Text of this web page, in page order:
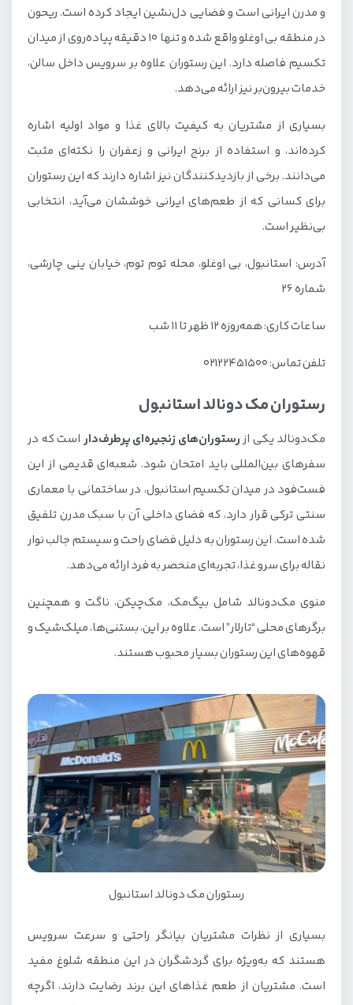
و مدرن ایرانی است و فضایی دل‌نشین ایجاد کرده است. ریحون
در منطقه بی اوغلو واقع شده و تنها ۱۰ دقیقه پیاده‌روی از میدان
تکسیم فاصله دارد. این رستوران علاوه بر سرویس داخل سالن،
خدمات بیرون‌بر نیز ارائه می‌دهد.
بسیاری از مشتریان به کیفیت بالای غذا و مواد اولیه اشاره
کرده‌اند، و استفاده از برنج ایرانی و زعفران را نکته‌ای مثبت
می‌دانند. برخی از بازدیدکنندگان نیز اشاره دارند که این رستوران
برای کسانی که از طعم‌های ایرانی خوششان می‌آید، انتخابی
بی‌نظیر است.
آدرس: استانبول، بی اوغلو، محله توم توم، خیابان ینی چارشی،
شماره ۲۶
ساعات کاری: همه‌روزه ۱۲ ظهر تا ۱۱ شب
تلفن تماس: ۰۲۱۲۲۴۵۱۵۰۰
رستوران مک دونالد استانبول
مک‌دونالد یکی ازرستوران‌های زنجیره‌ای پرطرف‌دار است که در
سفرهای بین‌المللی باید امتحان شود. شعبه‌ای قدیمی از این
فست‌فود در میدان تکسیم استانبول، در ساختمانی با معماری
سنتی ترکی قرار دارد، که فضای داخلی آن با سبک مدرن تلفیق
شده است. این رستوران به دلیل فضای راحت و سیستم جالب نوار
نقاله برای سرو غذا، تجربه‌ای منحصر به فرد ارائه می‌دهد.
منوی مک‌دونالد شامل بیگ‌مک، مک‌چیکن، ناگت و همچنین
برگرهای محلی “تارلار” است. علاوه بر این، بستنی‌ها، میلک‌شیک و
قهوه‌های این رستوران بسیار محبوب هستند.
رستوران مک دونالد استانبول
بسیاری از نظرات مشتریان بیانگر راحتی و سرعت سرویس
هستند که به‌ویژه برای گردشگران در این منطقه شلوغ مفید
است. مشتریان از طعم غذاهای این برند رضایت دارند، اگرچه